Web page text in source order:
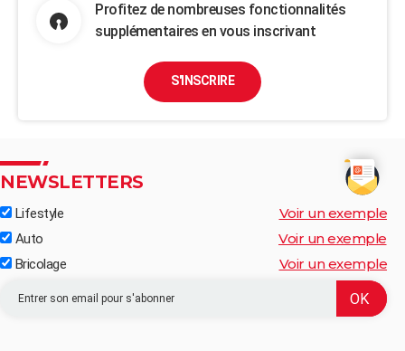
Profitez de nombreuses fonctionnalités
supplémentaires en vous inscrivant
S'INSCRIRE
NEWSLETTERS
Lifestyle Voir un exemple
Auto Voir un exemple
Bricolage Voir un exemple